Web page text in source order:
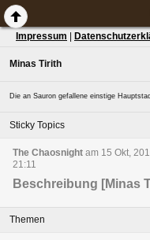
Impressum
Minas Tirith
Die an Sauron gefallene einstige
Sticky Topics
The Chaosnight am 15 Okt,
21:11
Beschreibung [Minas
Themen